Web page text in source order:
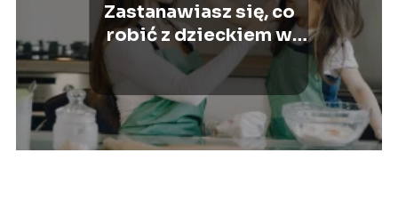
Zastanawiasz się, co
robić z dzieckiem w
domu? Poznaj
sprawdzone sposoby
na zabawę z dziećmi!